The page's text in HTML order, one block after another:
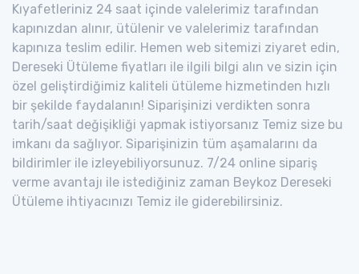
Kıyafetleriniz 24 saat içinde valelerimiz tarafından
kapınızdan alınır, ütülenir ve valelerimiz tarafından
kapınıza teslim edilir. Hemen web sitemizi ziyaret edin,
Dereseki Ütüleme fiyatları ile ilgili bilgi alın ve sizin için
özel geliştirdiğimiz kaliteli ütüleme hizmetinden hızlı
bir şekilde faydalanın! Siparişinizi verdikten sonra
tarih/saat değişikliği yapmak istiyorsanız Temiz size bu
imkanı da sağlıyor. Siparişinizin tüm aşamalarını da
bildirimler ile izleyebiliyorsunuz. 7/24 online sipariş
verme avantajı ile istediğiniz zaman Beykoz Dereseki
Ütüleme ihtiyacınızı Temiz ile giderebilirsiniz.